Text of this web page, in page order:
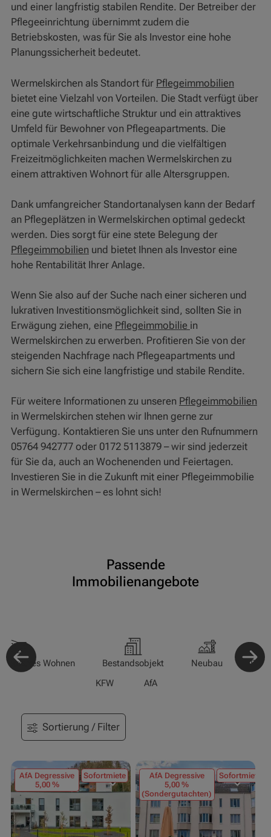
und einer langfristig stabilen Rendite. Der Betreiber der
Pflegeeinrichtung übernimmt zudem die
Betriebskosten, was für Sie als Investor eine hohe
Planungssicherheit bedeutet.
Wermelskirchen als Standort für Pflegeimmobilien
bietet eine Vielzahl von Vorteilen. Die Stadt verfügt über
eine gute wirtschaftliche Struktur und ein attraktives
Umfeld für Bewohner von Pflegeapartments. Die
optimale Verkehrsanbindung und die vielfältigen
Freizeitmöglichkeiten machen Wermelskirchen zu
einem attraktiven Wohnort für alle Altersgruppen.
Dank umfangreicher Standortanalysen kann der Bedarf
an Pflegeplätzen in Wermelskirchen optimal gedeckt
werden. Dies sorgt für eine stete Belegung der
Pflegeimmobilien und bietet Ihnen als Investor eine
hohe Rentabilität Ihrer Anlage.
Wenn Sie also auf der Suche nach einer sicheren und
lukrativen Investitionsmöglichkeit sind, sollten Sie in
Erwägung ziehen, eine Pflegeimmobilie in
Wermelskirchen zu erwerben. Profitieren Sie von der
steigenden Nachfrage nach Pflegeapartments und
sichern Sie sich eine langfristige und stabile Rendite.
Für weitere Informationen zu unseren Pflegeimmobilien
in Wermelskirchen stehen wir Ihnen gerne zur
Verfügung. Kontaktieren Sie uns unter den Rufnummern
05764 942777 oder 0172 5113879 – wir sind jederzeit
für Sie da, auch an Wochenenden und Feiertagen.
Investieren Sie in die Zukunft mit einer Pflegeimmobilie
in Wermelskirchen – es lohnt sich!
Passende
Immobilienangebote
Wohnen Bestandsobjekt Neubau
KFW
AfA
Sortierung / Filter
AfA Degressive
5,00 %
Sofortmiete
AfA Degressive
5,00 %
(Sondergutachten)
Sofortmiete